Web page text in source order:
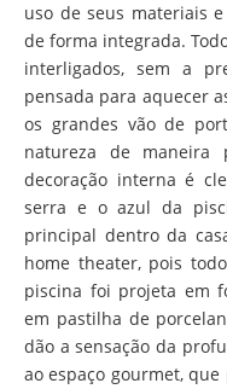
uso de seus materiais
de forma integrada.
interligados, sem a
pensada para aquecer
os grandes vão de
natureza de maneira
decoração interna é
serra e o azul da
principal dentro da
home theater, pois
piscina foi projeta em
em pastilha de
dão a sensação da
ao espaço gourmet,